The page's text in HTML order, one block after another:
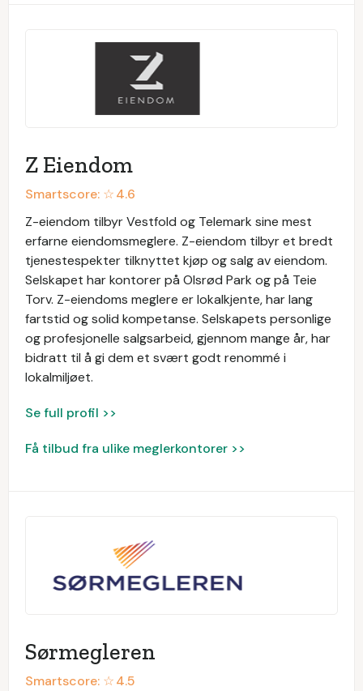
Z Eiendom
Smartscore: ☆4.6
Z-eiendom tilbyr Vestfold og Telemark sine mest
erfarne eiendomsmeglere. Z-eiendom tilbyr et bredt
tjenestespekter tilknyttet kjøp og salg av eiendom.
Selskapet har kontorer på Olsrød Park og på Teie
Torv. Z-eiendoms meglere er lokalkjente, har lang
fartstid og solid kompetanse. Selskapets personlige
og profesjonelle salgsarbeid, gjennom mange år, har
bidratt til å gi dem et svært godt renommé i
lokalmiljøet.
Se full profil >>
Få tilbud fra ulike meglerkontorer >>
Sørmegleren
Smartscore: ☆4.5